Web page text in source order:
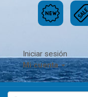
Iniciar sesión
Mi cuenta